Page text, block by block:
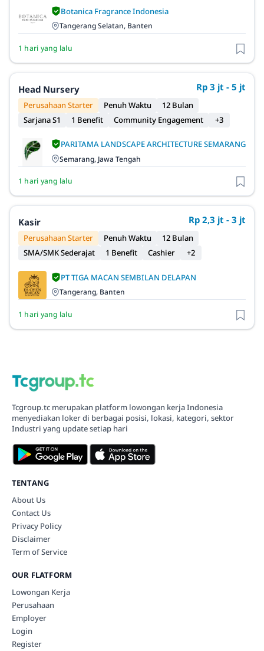
Botanica Fragrance Indonesia
Tangerang Selatan, Banten
1 hari yang lalu
Head Nursery Rp 3 jt - 5 jt
Perusahaan Starter Penuh Waktu
12 Bulan
Sarjana S1
1 Benefit Community Engagement +3
PARITAMA LANDSCAPE ARCHITECTURE SEMARANG
Semarang, Jawa Tengah
1 hari yang lalu
Kasir Rp 2,3 jt - 3 jt
Perusahaan Starter Penuh Waktu
12 Bulan
SMA/SMK Sederajat
1 Benefit Cashier +2
PT TIGA MACAN SEMBILAN DELAPAN
Tangerang, Banten
1 hari yang lalu
Tcgroup.tc merupakan platform lowongan kerja Indonesia
menyediakan loker di berbagai posisi, lokasi, kategori, sektor
Industri yang update setiap hari
TENTANG
About Us
Contact Us
Privacy Policy
Disclaimer
Term of Service
OUR FLATFORM
Lowongan Kerja
Perusahaan
Employer
Login
Register